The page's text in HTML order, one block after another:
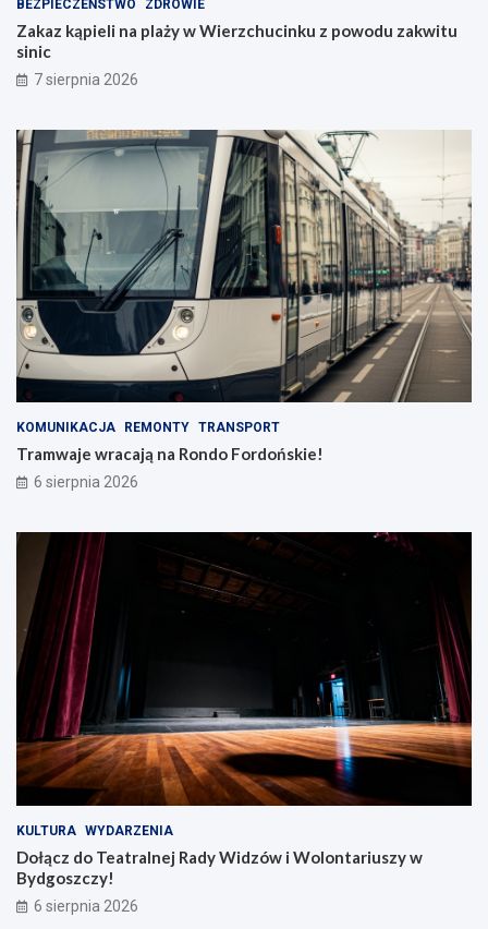
BEZPIECZEŃSTWO ZDROWIE
Zakaz kąpieli na plaży w Wierzchucinku z powodu zakwitu
sinic
7 sierpnia 2026
KOMUNIKACJA REMONTY TRANSPORT
Tramwaje wracają na Rondo Fordońskie!
6 sierpnia 2026
KULTURA WYDARZENIA
Dołącz do Teatralnej Rady Widzów i Wolontariuszy w
Bydgoszczy!
6 sierpnia 2026